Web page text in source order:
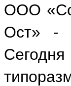
ООО
Ост» -